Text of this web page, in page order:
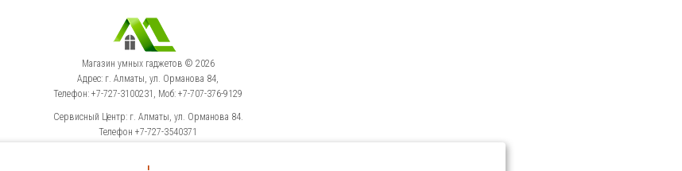
Магазин умных гаджетов © 2026
Адрес: г. Алматы, ул. Орманова 84,
Телефон: +7-727-3100231, Моб: +7-707-376-9129
Сервисный Центр: г. Алматы, ул. Орманова 84.
Телефон +7-727-3540371